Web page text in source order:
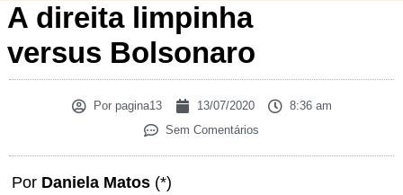
A direita limpinha
versus Bolsonaro
Porpagina13 13/07/2020
8:36 am
Sem Comentários
Por Daniela Matos (*)